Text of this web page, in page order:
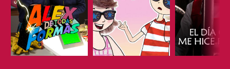
ESCUCHAR ESCUCHAR